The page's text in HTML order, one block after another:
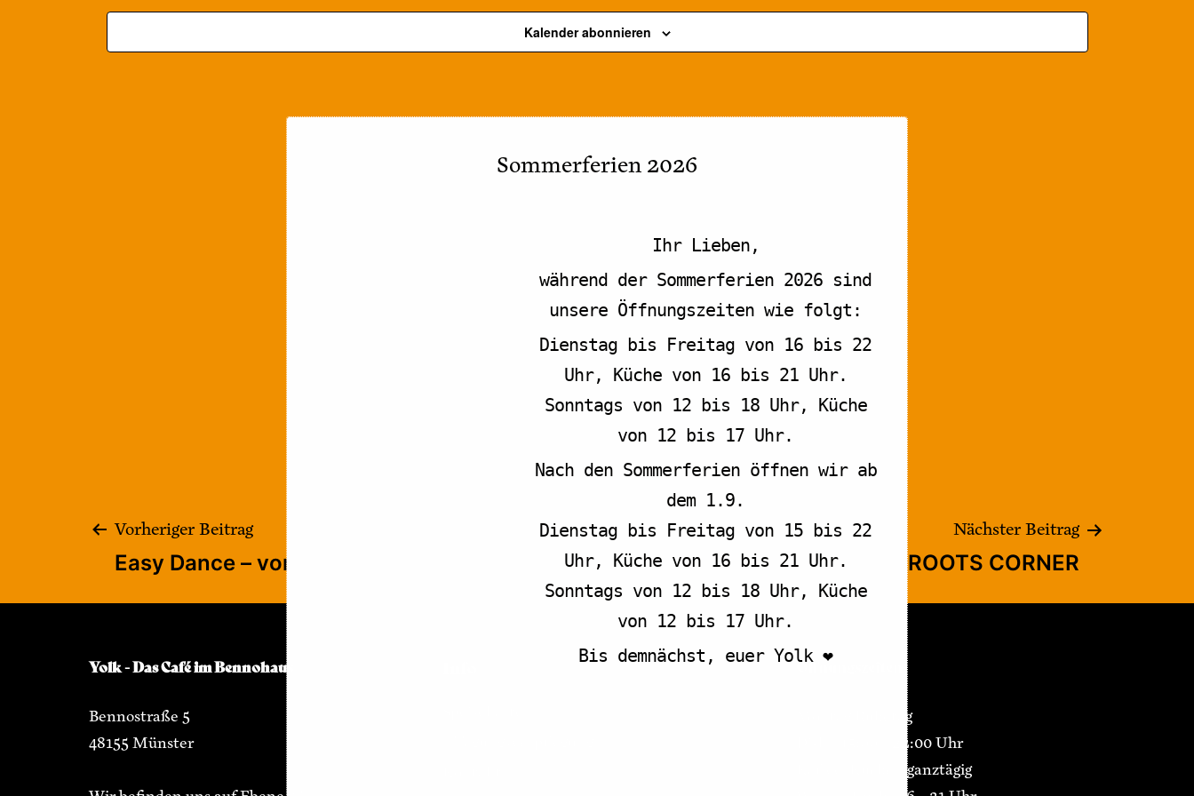
und
Kalender abonnieren
Beitragsnavigation
Vorheriger Beitrag
Easy Dance – von ABBA bis ZAPPA
Nächster Beitrag
ROOTS CORNER
Yolk - Das Café im Bennohaus
Bennostraße 5
48155 Münster
Öffnungszeiten
Montag Ruhetag
Di-Fr 15:00 – 22:00 Uhr
Kaffee/Kuchen ganztägig
Sommerferien 2026
Ihr Lieben,
während der Sommerferien 2026 sind
unsere Öffnungszeiten wie folgt:
Dienstag bis Freitag von 16 bis 22
Uhr, Küche von 16 bis 21 Uhr.
Sonntags von 12 bis 18 Uhr, Küche
von 12 bis 17 Uhr.
Nach den Sommerferien öffnen wir ab
dem 1.9.
Dienstag bis Freitag von 15 bis 22
Uhr, Küche von 16 bis 21 Uhr.
Sonntags von 12 bis 18 Uhr, Küche
von 12 bis 17 Uhr.
Bis demnächst, euer Yolk ❤️